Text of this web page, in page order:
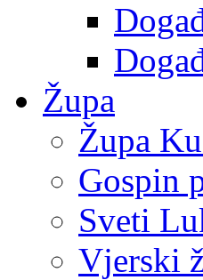
Župa
Župa
Gospin
Sveti
Vjerski